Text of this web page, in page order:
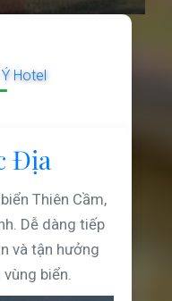
Hotel
Địa
Thiên Cầm,
Dễ dàng tiếp
và tận hưởng
biển.